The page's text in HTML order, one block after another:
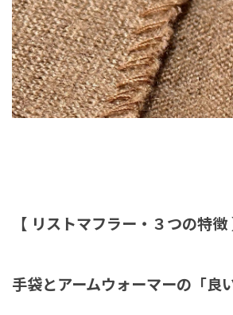
【 リストマフラー・３つの特徴
手袋とアームウォーマーの「良